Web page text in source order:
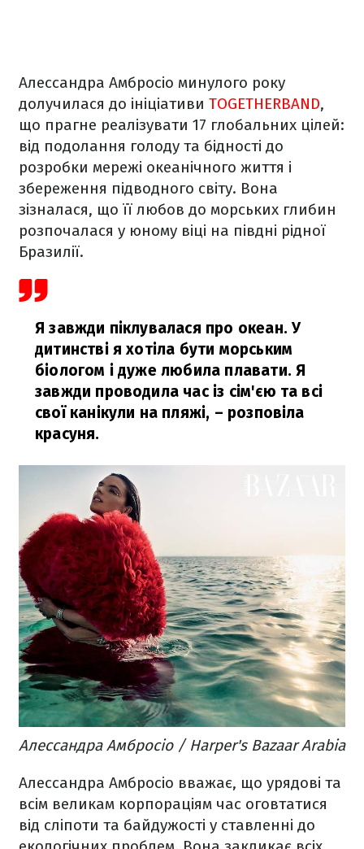
Алессандра Амбросіо минулого року
долучилася до ініціативи TOGETHERBAND,
що прагне реалізувати 17 глобальних цілей:
від подолання голоду та бідності до
розробки мережі океанічного життя і
збереження підводного світу. Вона
зізналася, що її любов до морських глибин
розпочалася у юному віці на півдні рідної
Бразилії.
Я завжди піклувалася про океан. У
дитинстві я хотіла бути морським
біологом і дуже любила плавати. Я
завжди проводила час із сім'єю та всі
свої канікули на пляжі, – розповіла
красуня.
Алессандра Амбросіо / Harper's Bazaar Arabia
Алессандра Амбросіо вважає, що урядові та
всім великам корпораціям час оговтатися
від сліпоти та байдужості у ставленні до